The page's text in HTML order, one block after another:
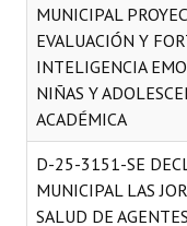
MUNICIPAL
EVALUACIÓN Y
INTELIGENCIA
NIÑAS Y
ACADÉMICA
D-25-3151-SE
MUNICIPAL LAS
SALUD DE